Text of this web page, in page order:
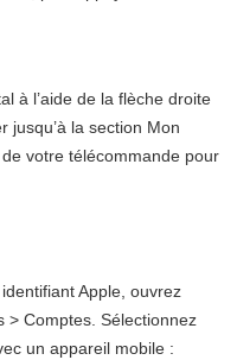
à l’aide de la flèche droite
jusqu’à la section Mon
votre télécommande pour
Apple, ouvrez
> Comptes. Sélectionnez
un appareil mobile :